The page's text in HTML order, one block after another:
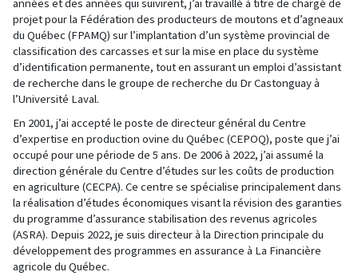
années et des années qui suivirent, j’ai travaillé à titre de chargé de
projet pour la Fédération des producteurs de moutons et d’agneaux
du Québec (FPAMQ) sur l’implantation d’un système provincial de
classification des carcasses et sur la mise en place du système
d’identification permanente, tout en assurant un emploi d’assistant
de recherche dans le groupe de recherche du Dr Castonguay à
l’Université Laval.
En 2001, j’ai accepté le poste de directeur général du Centre
d’expertise en production ovine du Québec (CEPOQ), poste que j’ai
occupé pour une période de 5 ans. De 2006 à 2022, j’ai assumé la
direction générale du Centre d’études sur les coûts de production
en agriculture (CECPA). Ce centre se spécialise principalement dans
la réalisation d’études économiques visant la révision des garanties
du programme d’assurance stabilisation des revenus agricoles
(ASRA). Depuis 2022, je suis directeur à la Direction principale du
développement des programmes en assurance à La Financière
agricole du Québec.